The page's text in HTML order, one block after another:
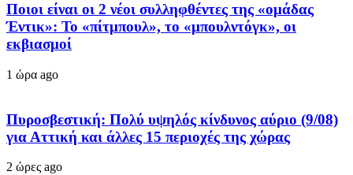
Ποιοι είναι οι 2 νέοι συλληφθέντες της «ομάδας
Έντικ»: Το «πίτμπουλ», το «μπουλντόγκ», οι
εκβιασμοί
1 ώρα ago
Πυροσβεστική: Πολύ υψηλός κίνδυνος αύριο (9/08)
για Αττική και άλλες 15 περιοχές της χώρας
2 ώρες ago